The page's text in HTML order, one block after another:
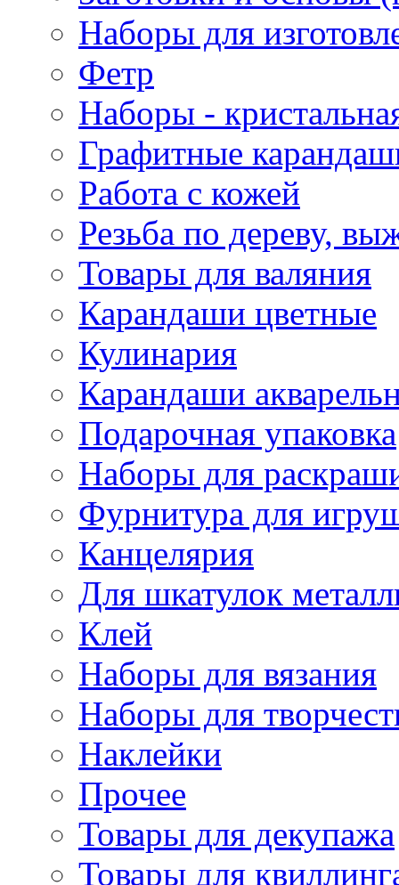
Наборы для
Фетр
Наборы -
Графитные
Работа с кожей
Резьба по дереву,
Товары для валяния
Карандаши цветные
Кулинария
Карандаши
Подарочная упаковка
Наборы для
Фурнитура для
Канцелярия
Для шкатулок
Клей
Наборы для вязания
Наборы для
Наклейки
Прочее
Товары для декупажа
Товары для